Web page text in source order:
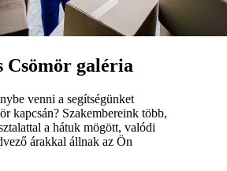
Csömör galéria
venni a segítségünket
kapcsán? Szakembereink több,
a hátuk mögött, valódi
árakkal állnak az Ön